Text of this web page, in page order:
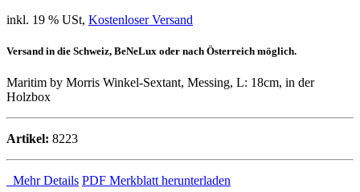
inkl. 19 % USt, Kostenloser Versand
Versand in die Schweiz, BeNeLux oder nach Österreich möglich.
Maritim by Morris Winkel-Sextant, Messing, L: 18cm, in der
Holzbox
Artikel: 8223
Mehr Details PDF Merkblatt herunterladen